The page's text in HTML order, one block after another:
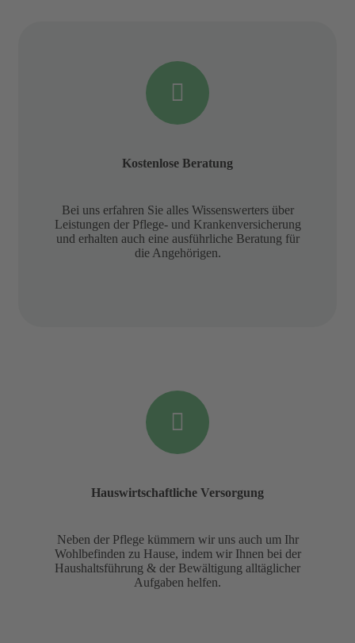
Kostenlose Beratung
Bei uns erfahren Sie alles Wissenswerters über
Leistungen der Pflege- und Krankenversicherung
und erhalten auch eine ausführliche Beratung für
die Angehörigen.
Hauswirtschaftliche Versorgung
Neben der Pflege kümmern wir uns auch um Ihr
Wohlbefinden zu Hause, indem wir Ihnen bei der
Haushaltsführung & der Bewältigung alltäglicher
Aufgaben helfen.